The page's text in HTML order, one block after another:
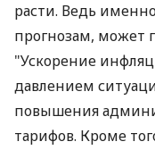
расти. Ведь
прогнозам, может
"Ускорение
давлением
повышения
тарифов. Кроме